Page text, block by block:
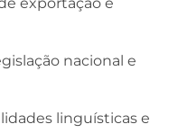
nacional e
linguísticas e